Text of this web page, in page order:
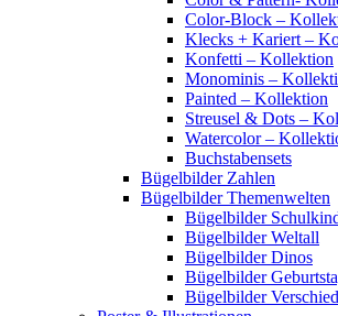
Color-Block –
Klecks + Kariert –
Konfetti – Kollektion
Monominis –
Painted – Kollektion
Streusel & Dots –
Watercolor –
Buchstabensets
Bügelbilder Zahlen
Bügelbilder Themenwelten
Bügelbilder
Bügelbilder Weltall
Bügelbilder Dinos
Bügelbilder
Bügelbilder